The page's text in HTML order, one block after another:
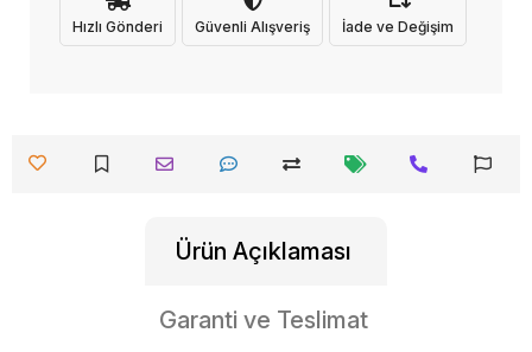
Hızlı Gönderi Güvenli Alışveriş İade ve Değişim
Ürün Açıklaması
Garanti ve Teslimat